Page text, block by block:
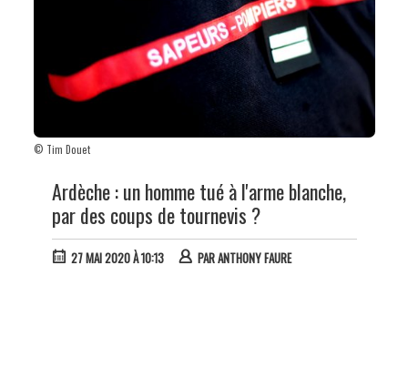
© Tim Douet
Ardèche : un homme tué à l'arme blanche,
par des coups de tournevis ?
27 MAI 2020 À 10:13 PARANTHONY FAURE